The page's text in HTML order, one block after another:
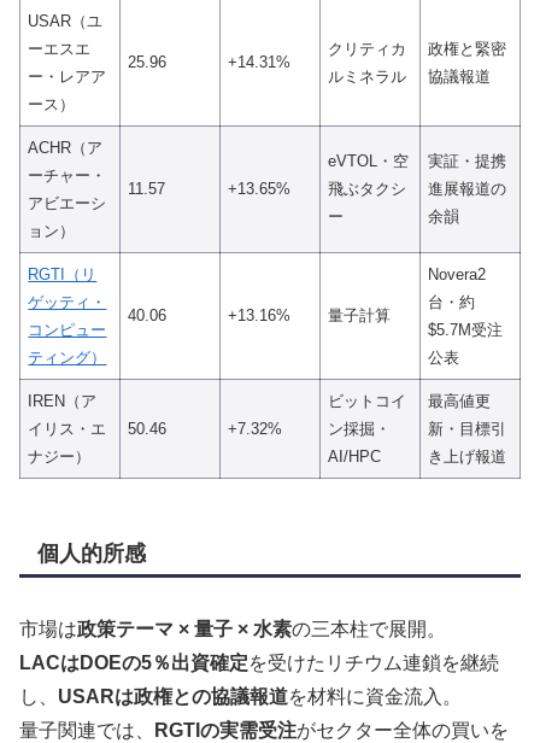
USAR（ユ
ーエスエ
ー・レアア
ース）
25.96 +14.31%
クリティカ
ルミネラル
政権と緊密
協議報道
ACHR（ア
ーチャー・
アビエーシ
ョン）
11.57 +13.65%
eVTOL・空
飛ぶタクシ
ー
実証・提携
進展報道の
余韻
RGTI（リ
ゲッティ・
コンピュー
ティング）
40.06 +13.16% 量子計算
Novera2
台・約
$5.7M受注
公表
IREN（ア
イリス・エ
ナジー）
50.46 +7.32%
ビットコイ
ン採掘・
AI/HPC
最高値更
新・目標引
き上げ報道
個人的所感
市場は政策テーマ × 量子 × 水素の三本柱で展開。
LACはDOEの5％出資確定を受けたリチウム連鎖を継続
し、 USARは政権との協議報道を材料に資金流入。
量子関連では、
RGTIの実需受注がセクター全体の買いを